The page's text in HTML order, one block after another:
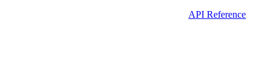
API Reference